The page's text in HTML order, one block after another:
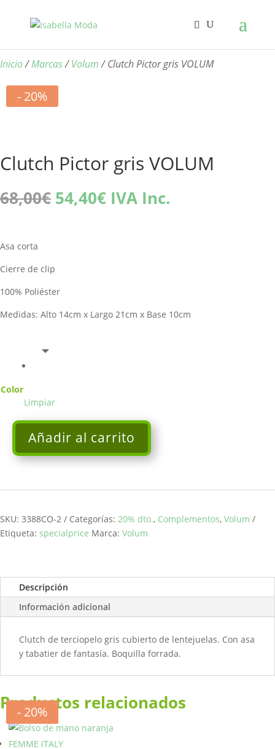
Inicio/Marcas/Volum/ Clutch Pictor gris VOLUM
- 20%
Clutch Pictor gris VOLUM
68,00€ El
precio
54,40€El
precio
IVA Inc.
Asa corta
Cierre de clip
100% Poliéster
Medidas: Alto 14cm x Largo 21cm x Base 10cm
Color
Limpiar
Pictor
Añadir al carrito
SKU: 3388CO-2 Categorías: 20% dto., Complementos, Volum
Etiqueta: specialprice Marca: Volum
Descripción
Información adicional
Clutch de terciopelo gris cubierto de lentejuelas. Con asa
y tabatier de fantasía. Boquilla forrada.
Productos relacionados
- 20%
- 20%
- 20%
- 20%